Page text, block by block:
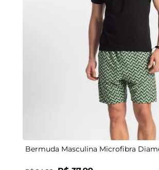
GG
Bermuda Masculina Microfibra
40